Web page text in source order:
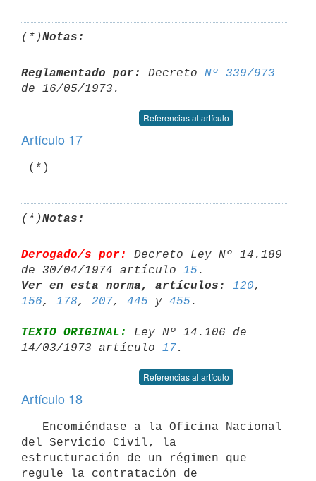
(*)Notas:
Reglamentado por: Decreto Nº 339/973
Referencias al artículo
Artículo 17
(*)
(*)Notas:
Derogado/s por:
Decreto Ley Nº 14.189
de 30/04/1974 artículo 15
Ver en esta norma, artículos:
120
156, 178, 207, 445 y 455
TEXTO ORIGINAL:
Ley Nº 14.106 de
14/03/1973 artículo 17
Referencias al artículo
Artículo 18
del Servicio Civil, la
estructuración de un régimen que
regule la contratación de